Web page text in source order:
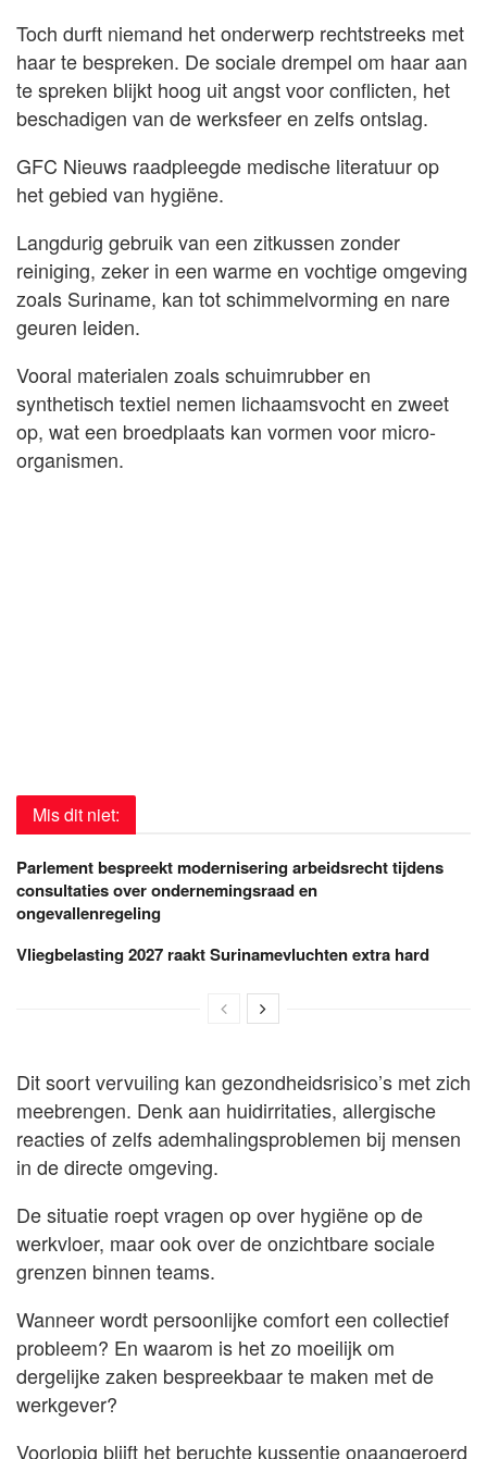
Toch durft niemand het onderwerp rechtstreeks met
haar te bespreken. De sociale drempel om haar aan
te spreken blijkt hoog uit angst voor conflicten, het
beschadigen van de werksfeer en zelfs ontslag.
GFC Nieuws raadpleegde medische literatuur op
het gebied van hygiëne.
Langdurig gebruik van een zitkussen zonder
reiniging, zeker in een warme en vochtige omgeving
zoals Suriname, kan tot schimmelvorming en nare
geuren leiden.
Vooral materialen zoals schuimrubber en
synthetisch textiel nemen lichaamsvocht en zweet
op, wat een broedplaats kan vormen voor micro-
organismen.
Mis dit niet:
Parlement bespreekt modernisering arbeidsrecht tijdens
consultaties over ondernemingsraad en
ongevallenregeling
Vliegbelasting 2027 raakt Surinamevluchten extra hard
Dit soort vervuiling kan gezondheidsrisico’s met zich
meebrengen. Denk aan huidirritaties, allergische
reacties of zelfs ademhalingsproblemen bij mensen
in de directe omgeving.
De situatie roept vragen op over hygiëne op de
werkvloer, maar ook over de onzichtbare sociale
grenzen binnen teams.
Wanneer wordt persoonlijke comfort een collectief
probleem? En waarom is het zo moeilijk om
dergelijke zaken bespreekbaar te maken met de
werkgever?
Voorlopig blijft het beruchte kussentje onaangeroerd